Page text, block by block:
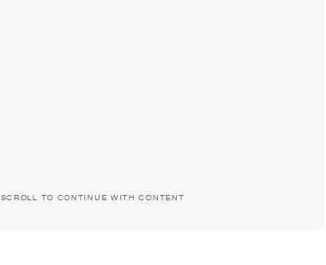
SCROLL TO CONTINUE WITH CONTENT